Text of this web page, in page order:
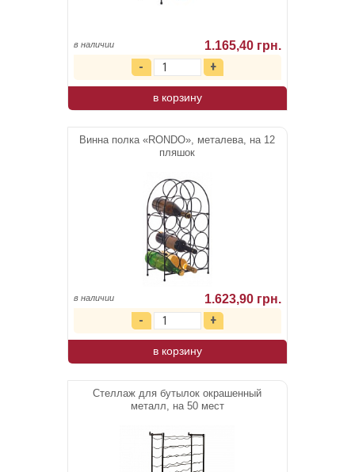
в наличии 1.165,40 грн.
в корзину
Винна полка «RONDO», металева, на 12
пляшок
в наличии 1.623,90 грн.
в корзину
Стеллаж для бутылок окрашенный
металл, на 50 мест